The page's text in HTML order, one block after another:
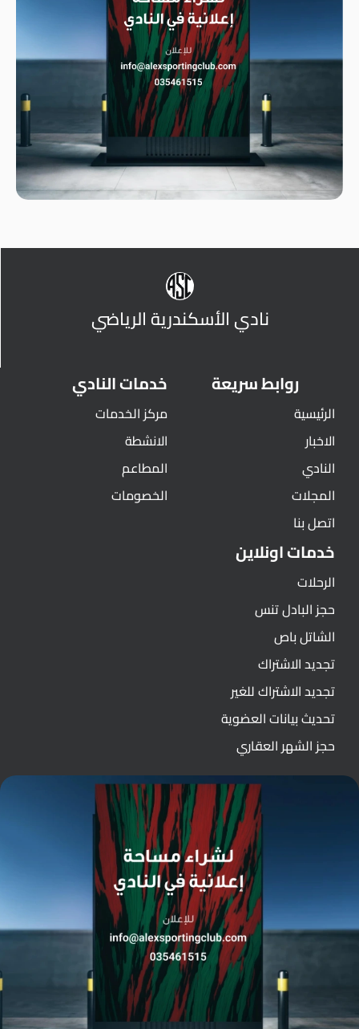
نادي الأسكندرية الرياضي
روابط سريعة
الرئيسية
الاخبار
النادي
المجلات
اتصل بنا
خدمات النادي
مركز الخدمات
الانشطة
المطاعم
الخصومات
خدمات اونلاين
الرحلات
حجز البادل تنس
الشاتل باص
تجديد الاشتراك
تجديد الاشتراك للغير
تحديث بيانات العضوية
حجز الشهر العقاري